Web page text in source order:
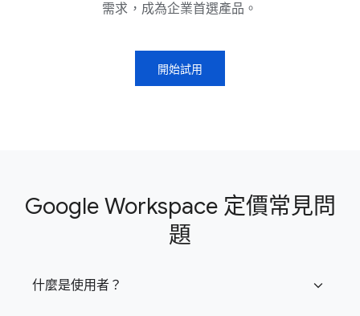
需求，成為企業首選產品。
開始試用
Google Workspace 定價常見問
題
什麼是使用者？ expand_more